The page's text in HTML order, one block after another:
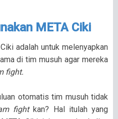
META Ciki
adalah untuk melenyapkan
di tim musuh agar mereka
fight.
otomatis tim musuh tidak
fightkan? Hal itulah yang